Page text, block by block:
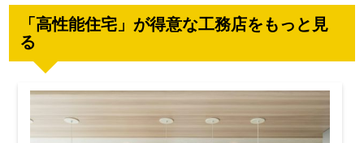
「高性能住宅」が得意な工務店をもっと見
る